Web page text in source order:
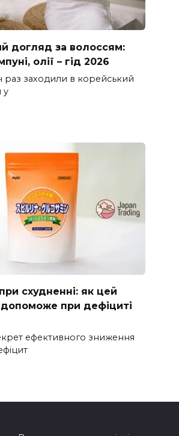
догляд за волоссям:
олії – гід 2026
заходили в корейський
у
схудненні: як цей
при дефіциті
ефективного зниження